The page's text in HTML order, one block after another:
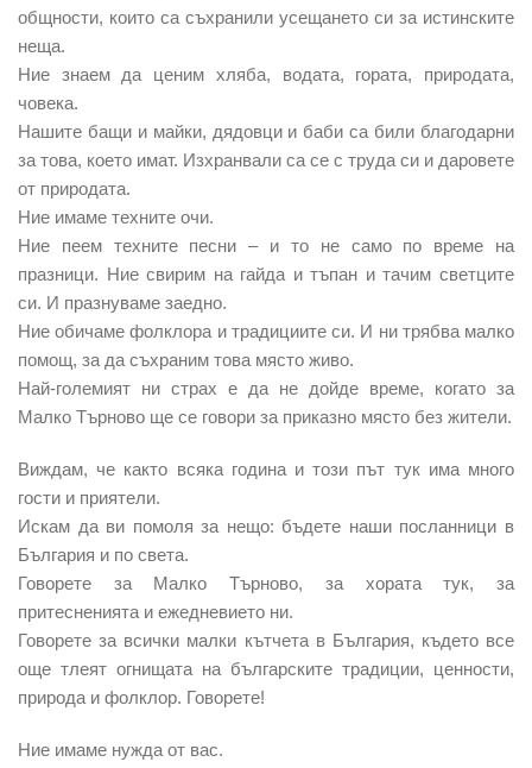
общности, които са съхранили усещането си за истинските
неща.
Ние знаем да ценим хляба, водата, гората, природата,
човека.
Нашите бащи и майки, дядовци и баби са били благодарни
за това, което имат. Изхранвали са се с труда си и даровете
от природата.
Ние имаме техните очи.
Ние пеем техните песни – и то не само по време на
празници. Ние свирим на гайда и тъпан и тачим светците
си. И празнуваме заедно.
Ние обичаме фолклора и традициите си. И ни трябва малко
помощ, за да съхраним това място живо.
Най-големият ни страх е да не дойде време, когато за
Малко Търново ще се говори за приказно място без жители.
Виждам, че както всяка година и този път тук има много
гости и приятели.
Искам да ви помоля за нещо: бъдете наши посланници в
България и по света.
Говорете за Малко Търново, за хората тук, за
притесненията и ежедневието ни.
Говорете за всички малки кътчета в България, където все
още тлеят огнищата на българските традиции, ценности,
природа и фолклор. Говорете!
Ние имаме нужда от вас.